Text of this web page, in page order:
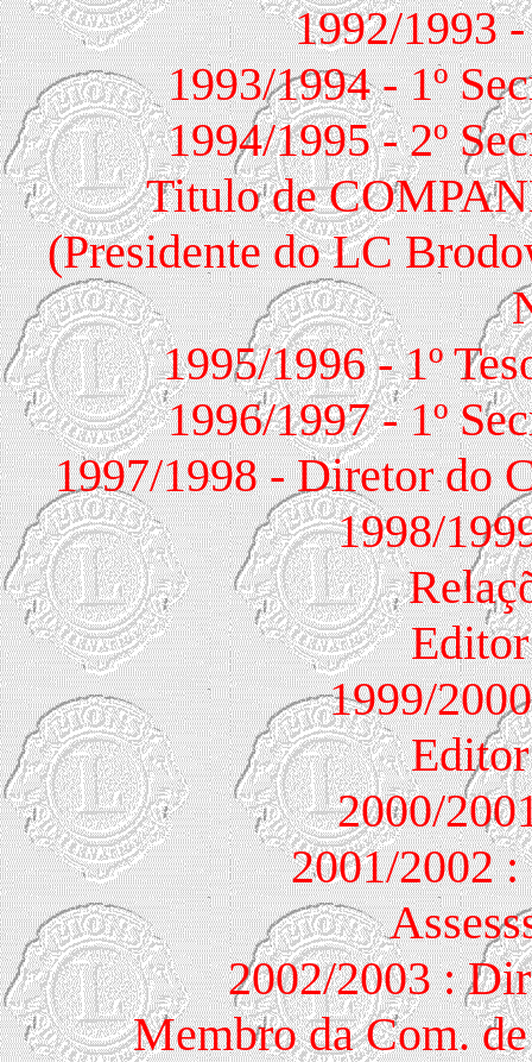
1992/1993
1993/1994 - 1º
1994/1995 - 2º
Titulo de
(Presidente do LC
1995/1996 - 1º
1996/1997 - 1º
1997/1998 - Diretor do
1998/
1999/
2000/
2001/2002
2002/2003 :
Membro da Com.